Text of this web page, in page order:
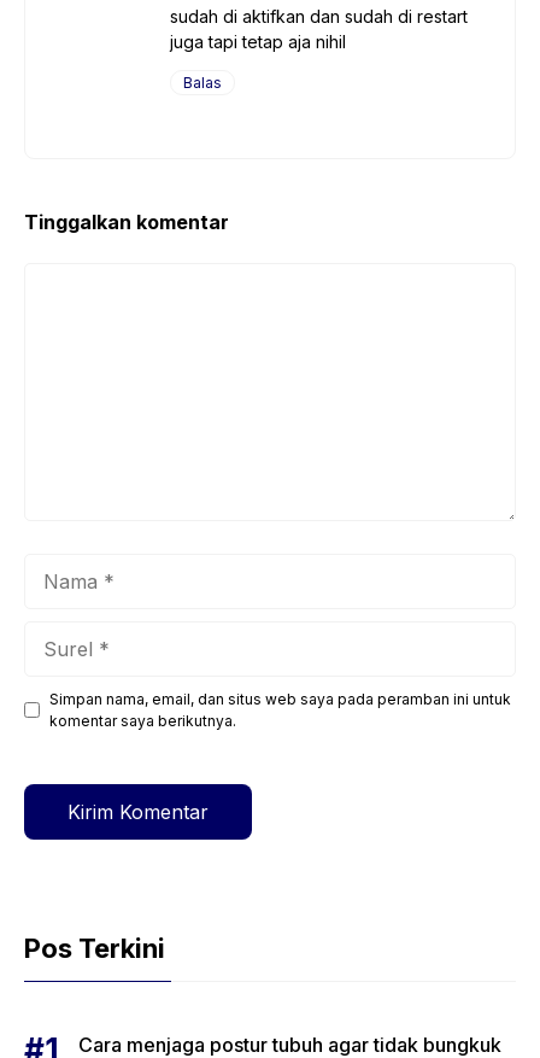
sudah di aktifkan dan sudah di restart
juga tapi tetap aja nihil
Balas
Tinggalkan komentar
Situs
web
Simpan nama, email, dan situs web saya pada peramban ini untuk
komentar saya berikutnya.
Pos Terkini
Cara menjaga postur tubuh agar tidak bungkuk